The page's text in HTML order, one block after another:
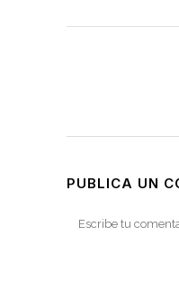
PUBLICA UN